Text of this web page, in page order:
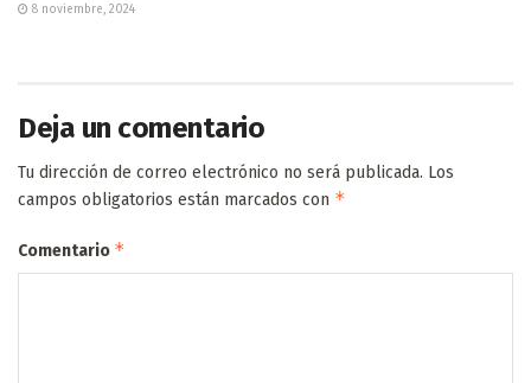
8 noviembre, 2024
Deja un comentario
Tu dirección de correo electrónico no será publicada. Los
campos obligatorios están marcados con *
Comentario *